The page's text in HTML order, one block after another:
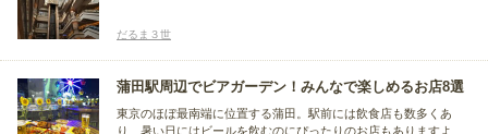
だるま３世
蒲田駅周辺でビアガーデン！みんなで楽しめるお店8選
東京のほぼ最南端に位置する蒲田。駅前には飲食店も数多くあ
り、暑い日にはビールを飲むのにぴったりのお店もありますよ。